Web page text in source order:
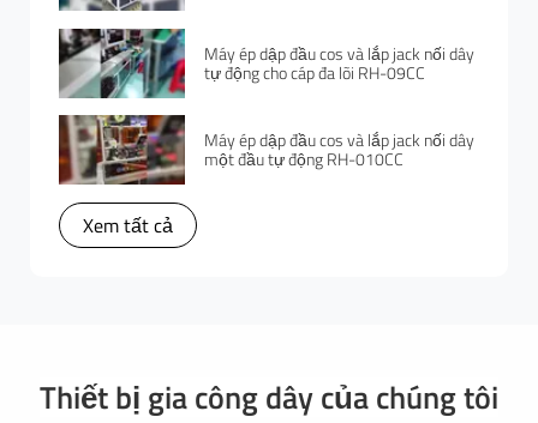
Máy ép dập đầu cos và lắp jack nối dây
tự động cho cáp đa lõi RH-09CC
Máy ép dập đầu cos và lắp jack nối dây
một đầu tự động RH-010CC
Xem tất cả
Thiết bị gia công dây của chúng tôi